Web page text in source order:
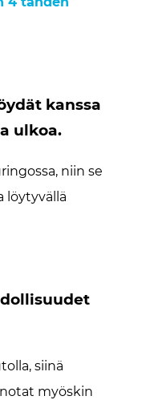
kanssa
ulkoa.
niin se
löytyvällä
siinä
myöskin